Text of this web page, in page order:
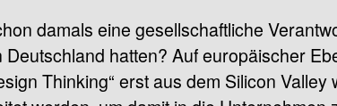
damals eine gesellschaftliche
hatten? Auf europäischer
Thinking“ erst aus dem Silicon Valley